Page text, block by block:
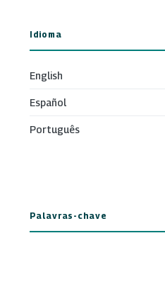
Idioma
English
Español
Português
Palavras-chave